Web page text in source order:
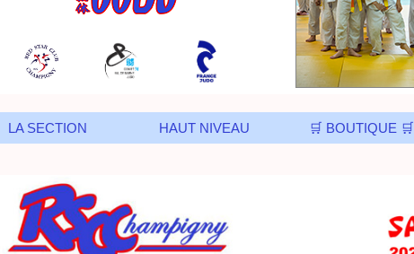
LA SECTION HAUT NIVEAU 🛒 BOUTIQUE 🛒